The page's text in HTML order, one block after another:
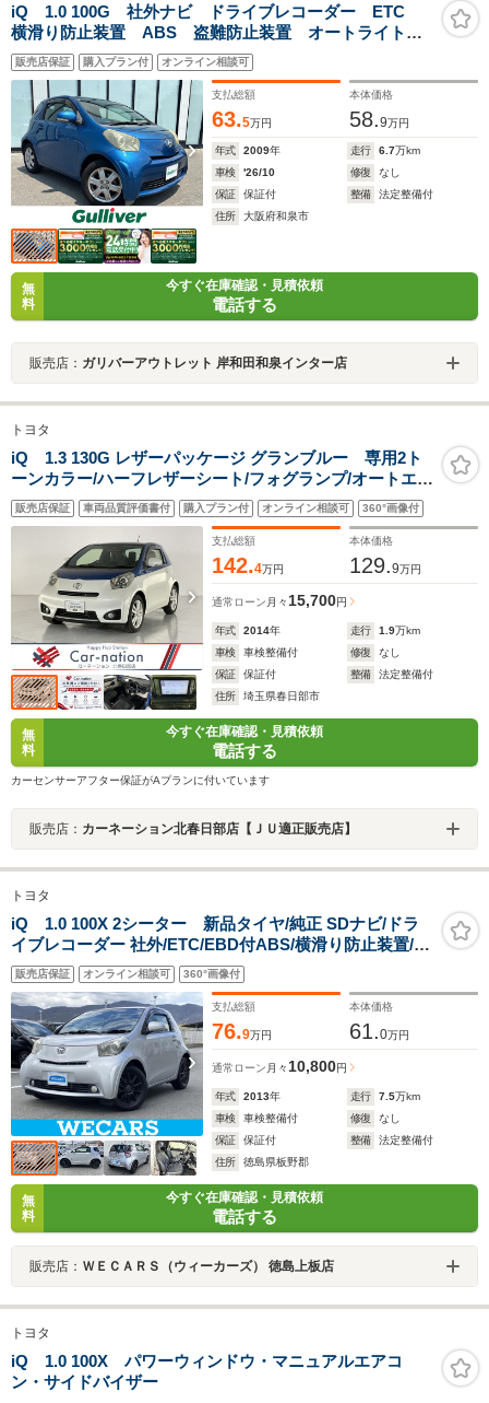
iQ 1.0 100G 社外ナビ ドライブレコーダー ETC
横滑り防止装置 ABS 盗難防止装置 オートライト
ウィンカーミラー 電格ミラー スマートキー 純正フ
ロアマット 純正15インチアルミホイール サイドバイ
ザー
販売店保証 購入プラン付 オンライン相談可
支払総額
63.5万円
本体価格
58.9万円
年式 2009年 走行 6.7万km
車検
'26/10 修復
なし
保証
保証付 整備
法定整備付
住所
大阪府和泉市
無
料
今すぐ在庫確認・見積依頼
電話する
販売店： ガリバーアウトレット 岸和田和泉インター店
トヨタ
iQ 1.3 130G レザーパッケージ グランブルー 専用2ト
ーンカラー/ハーフレザーシート/フォグランプ/オートエア
コン/スマートキー/プッシュスタート/純正SDナビ(CD・
DVD・フルセグ・Bluetooth)/バックカメラ/純正ドラレ
販売店保証 車両品質評価書付 購入プラン付 オンライン相談可 360°画像付
支払総額
142.4万円
本体価格
129.9万円
通常ローン 月々 15,700円
年式 2014年 走行 1.9万km
車検
車検整備付 修復
なし
保証
保証付 整備
法定整備付
住所
埼玉県春日部市
無
料
今すぐ在庫確認・見積依頼
電話する
カーセンサーアフター保証がAプランに付いています
販売店： カーネーション北春日部店【ＪＵ適正販売店】
トヨタ
iQ 1.0 100X 2シーター 新品タイヤ/純正 SDナビ/ドラ
イブレコーダー 社外/ETC/EBD付ABS/横滑り防止装置/バ
ックモニター/フルセグTV/エアバッグ 運転席/エアバッグ
助手席/衝突安全ボディ
販売店保証 オンライン相談可 360°画像付
支払総額
76.9万円
本体価格
61.0万円
通常ローン 月々 10,800円
年式 2013年 走行 7.5万km
車検
車検整備付 修復
なし
保証
保証付 整備
法定整備付
住所
徳島県板野郡
無
料
今すぐ在庫確認・見積依頼
電話する
販売店： ＷＥＣＡＲＳ（ウィーカーズ） 徳島上板店
トヨタ
iQ 1.0 100X パワーウィンドウ・マニュアルエアコ
ン・サイドバイザー